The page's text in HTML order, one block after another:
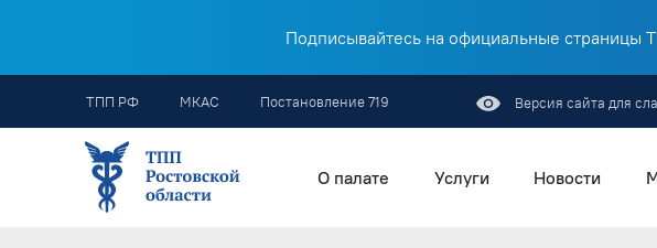
Подписывайтесь на официальные страницы
ТПП РФ МКАС Постановление 719 Версия сайта для
О палате Услуги Новости